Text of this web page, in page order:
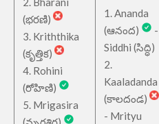
(భరణి)
3. Kriththika
(కృత్తిక)
4. Rohini
(రోహిణి)
5. Mrigasira
1. Ananda
(ఆనంద)
-
Siddhi (సిద్ధి)
2.
Kaaladanda
(కాలదండ)
- Mrityu